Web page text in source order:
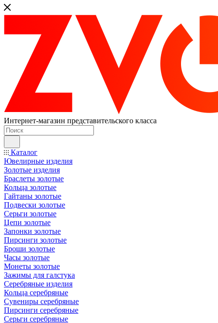
Интернет-магазин представительского класса
Каталог
Ювелирные изделия
Золотые изделия
Браслеты золотые
Кольца золотые
Гайтаны золотые
Подвески золотые
Серьги золотые
Цепи золотые
Запонки золотые
Пирсинги золотые
Броши золотые
Часы золотые
Монеты золотые
Зажимы для галстука
Серебряные изделия
Кольца серебряные
Сувениры серебряные
Пирсинги серебряные
Серьги серебряные